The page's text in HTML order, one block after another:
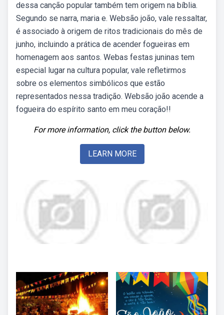
dessa canção popular também tem origem na bíblia.
Segundo se narra, maria e. Websão joão, vale ressaltar,
é associado à origem de ritos tradicionais do mês de
junho, incluindo a prática de acender fogueiras em
homenagem aos santos. Webas festas juninas tem
especial lugar na cultura popular, vale refletirmos
sobre os elementos simbólicos que estão
representados nessa tradição. Websão joão acende a
fogueira do espírito santo em meu coração!!
For more information, click the button below.
LEARN MORE